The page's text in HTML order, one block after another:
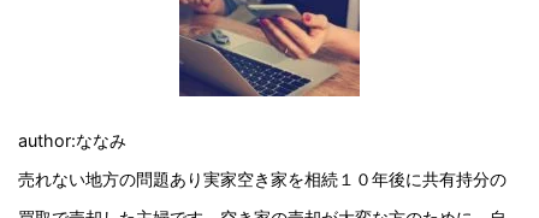
author:ななみ
売れない地方の問題あり実家空き家を相続１０年後に共有持分の